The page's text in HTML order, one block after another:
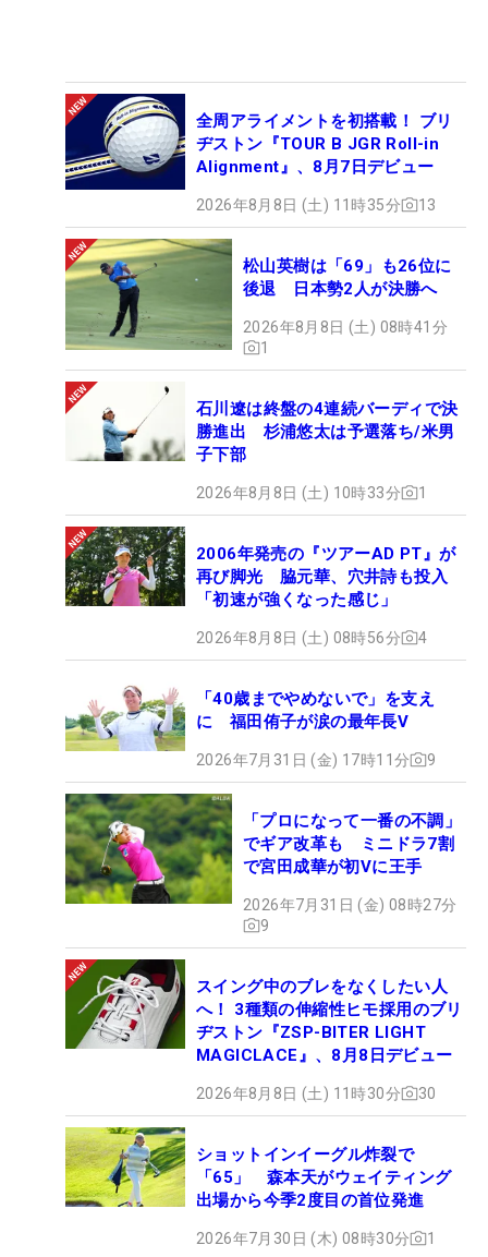
全周アライメントを初搭載！ ブリ
ヂストン『TOUR B JGR Roll-in
Alignment』、8月7日デビュー
2026年8月8日 (土) 11時35分 13
松山英樹は「69」も26位に
後退 日本勢2人が決勝へ
2026年8月8日 (土) 08時41分
1
石川遼は終盤の4連続バーディで決
勝進出 杉浦悠太は予選落ち/米男
子下部
2026年8月8日 (土) 10時33分 1
2006年発売の『ツアーAD PT』が
再び脚光 脇元華、穴井詩も投入
「初速が強くなった感じ」
2026年8月8日 (土) 08時56分 4
「40歳までやめないで」を支え
に 福田侑子が涙の最年長V
2026年7月31日 (金) 17時11分 9
「プロになって一番の不調」
でギア改革も ミニドラ7割
で宮田成華が初Vに王手
2026年7月31日 (金) 08時27分
9
スイング中のブレをなくしたい人
へ！ 3種類の伸縮性ヒモ採用のブリ
ヂストン『ZSP-BITER LIGHT
MAGICLACE』、8月8日デビュー
2026年8月8日 (土) 11時30分 30
ショットインイーグル炸裂で
「65」 森本天がウェイティング
出場から今季2度目の首位発進
2026年7月30日 (木) 08時30分 1